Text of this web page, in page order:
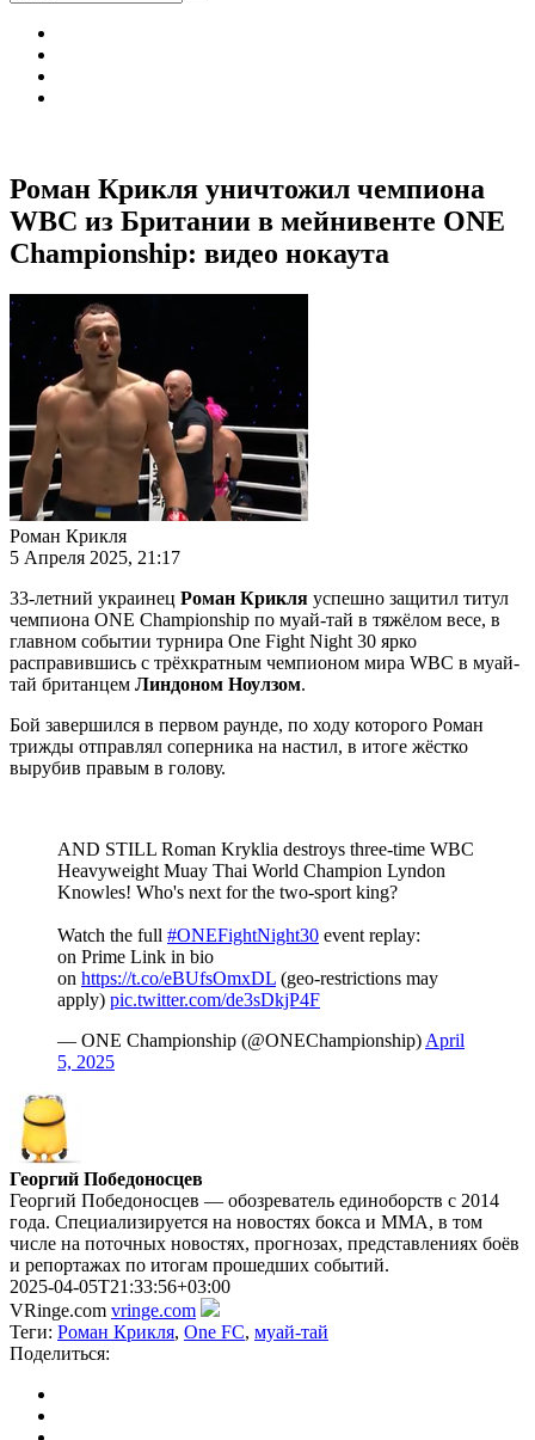
Роман Крикля уничтожил чемпиона
WBC из Британии в мейнивенте ONE
Championship: видео нокаута
Роман Крикля
5 Апреля 2025, 21:17
33-летний украинец Роман Крикля успешно защитил титул
чемпиона ONE Championship по муай-тай в тяжёлом весе, в
главном событии турнира One Fight Night 30 ярко
расправившись с трёхкратным чемпионом мира WBC в муай-
тай британцем Линдоном Ноулзом.
Бой завершился в первом раунде, по ходу которого Роман
трижды отправлял соперника на настил, в итоге жёстко
вырубив правым в голову.
AND STILL Roman Kryklia destroys three-time WBC
Heavyweight Muay Thai World Champion Lyndon
Knowles! Who's next for the two-sport king?
Watch the full #ONEFightNight30 event replay:
on Prime Link in bio
on https://t.co/eBUfsOmxDL (geo-restrictions may
apply) pic.twitter.com/de3sDkjP4F
— ONE Championship (@ONEChampionship) April
5, 2025
Георгий Победоносцев
Георгий Победоносцев — обозреватель единоборств с 2014
года. Специализируется на новостях бокса и ММА, в том
числе на поточных новостях, прогнозах, представлениях боёв
и репортажах по итогам прошедших событий.
2025-04-05T21:33:56+03:00
VRinge.com vringe.com
Теги: Роман Крикля, One FC, муай-тай
Поделиться: